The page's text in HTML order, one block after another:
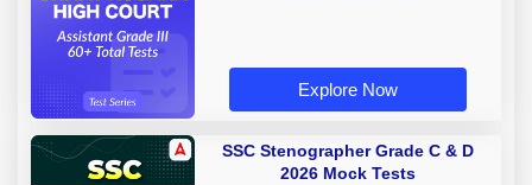
Explore Now
SSC Stenographer Grade C & D
2026 Mock Tests